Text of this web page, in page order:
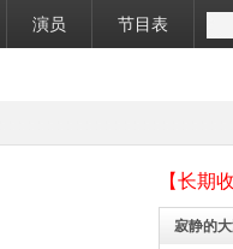
演员 节目表
【长期
寂静的